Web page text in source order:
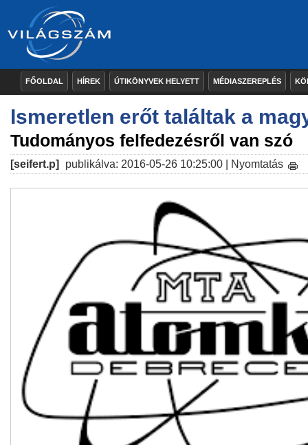
FŐOLDAL HÍREK ÚTIKÖNYVEK HELYETT MÉDIASZEREPLÉS
Ismeretlen erőt találtak a
Tudományos felfedezésről van szó
[seifert.p] publikálva: 2016-05-26 10:25:00 | Nyomtatás